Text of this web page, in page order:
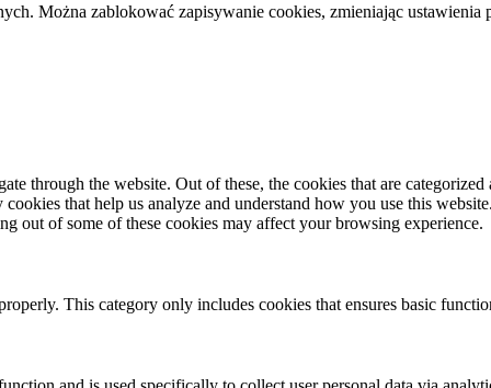
Można zablokować zapisywanie cookies, zmieniając
through the website. Out of these, the cookies that are categorized
that help us analyze and understand how you use this
out of some of these cookies may affect your browsing experience.
This category only includes cookies that ensures basic